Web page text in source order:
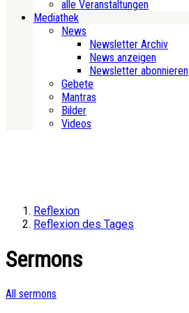
alle Veranstaltungen
Mediathek
News
Newsletter Archiv
News anzeigen
Newsletter abonnieren
Gebete
Mantras
Bilder
Videos
Reflexion
Reflexion des Tages
Sermons
All sermons